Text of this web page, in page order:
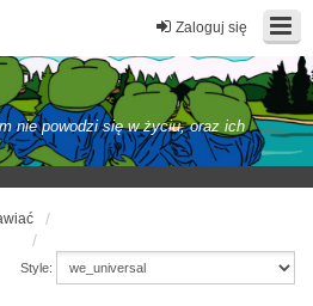
Zaloguj się
nie powodzi się w życiu, oraz ich
Style: